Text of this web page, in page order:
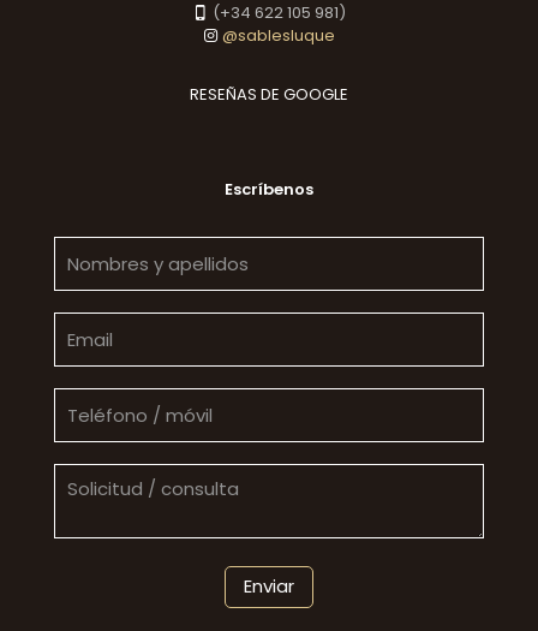
(+34 622 105 981)
@sablesluque
RESEÑAS DE GOOGLE
Escríbenos